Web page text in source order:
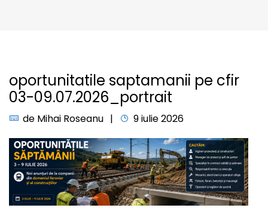
oportunitatile saptamanii pe cfir
03-09.07.2026_portrait
de Mihai Roseanu 9 iulie 2026